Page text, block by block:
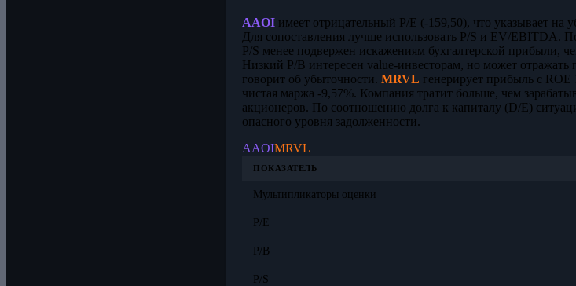
AAOIимеет отрицательный P/E (-159,50), что указывает на
Для сопоставления лучше использовать P/S и EV/EBITDA.
P/S менее подвержен искажениям бухгалтерской прибыли,
Низкий P/B интересен value-инвесторам, но может
говорит об убыточности. MRVL генерирует прибыль с
чистая маржа -9,57%. Компания тратит больше, чем
акционеров. По соотношению долга к капиталу (D/E)
опасного уровня задолженности.
AAOIMRVL
ПОКАЗАТЕЛЬ
Мультипликаторы оценки
P/E
P/B
P/S